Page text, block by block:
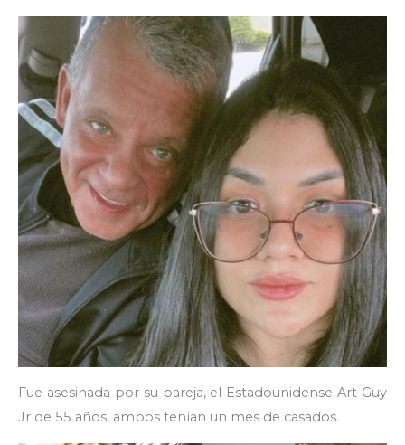
Fue asesinada por su pareja, el Estadounidense Art Guy
Jr de 55 años, ambos tenían un mes de casados.